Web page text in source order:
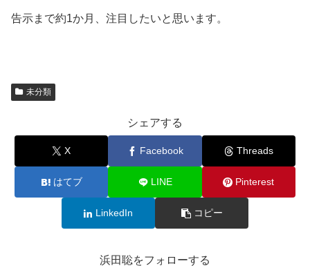
告示まで約1か月、注目したいと思います。
未分類
シェアする
X Facebook Threads
はてブ LINE Pinterest
LinkedIn コピー
浜田聡をフォローする